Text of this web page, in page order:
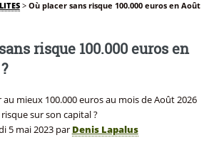
> Où placer sans risque 100.000 euros en Août
risque 100.000 euros en
mieux 100.000 euros au mois de Août 2026
sur son capital ?
5 mai 2023par Denis Lapalus